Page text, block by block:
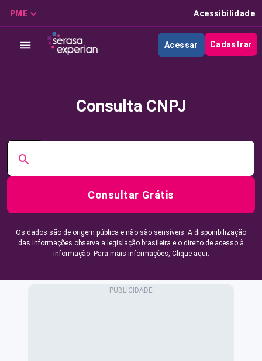
PME Acessibilidade
Acessar Cadastrar
Consulta CNPJ
Consultar Grátis
Os dados são de origem pública e não são sensíveis. A disponibilização
das informações observa a legislação brasileira e o direito de acesso à
informação. Para mais informações, Clique aqui.